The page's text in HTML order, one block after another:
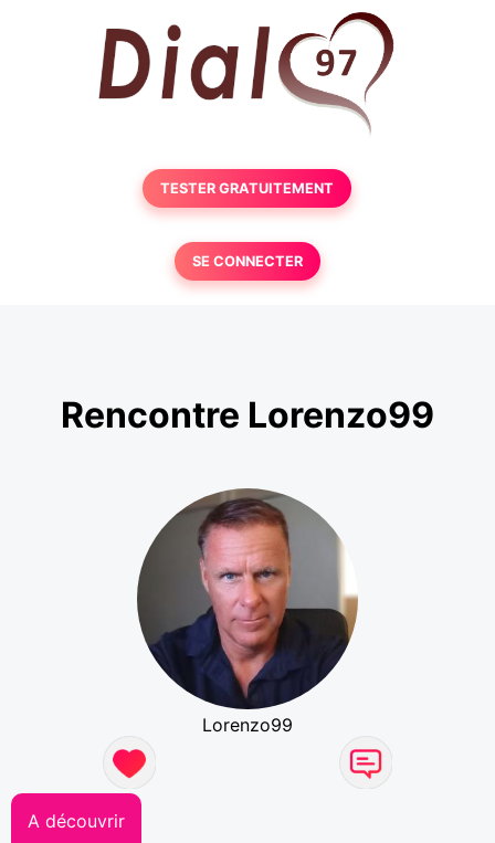
TESTER GRATUITEMENT
SE CONNECTER
Rencontre Lorenzo99
Lorenzo99
A découvrir